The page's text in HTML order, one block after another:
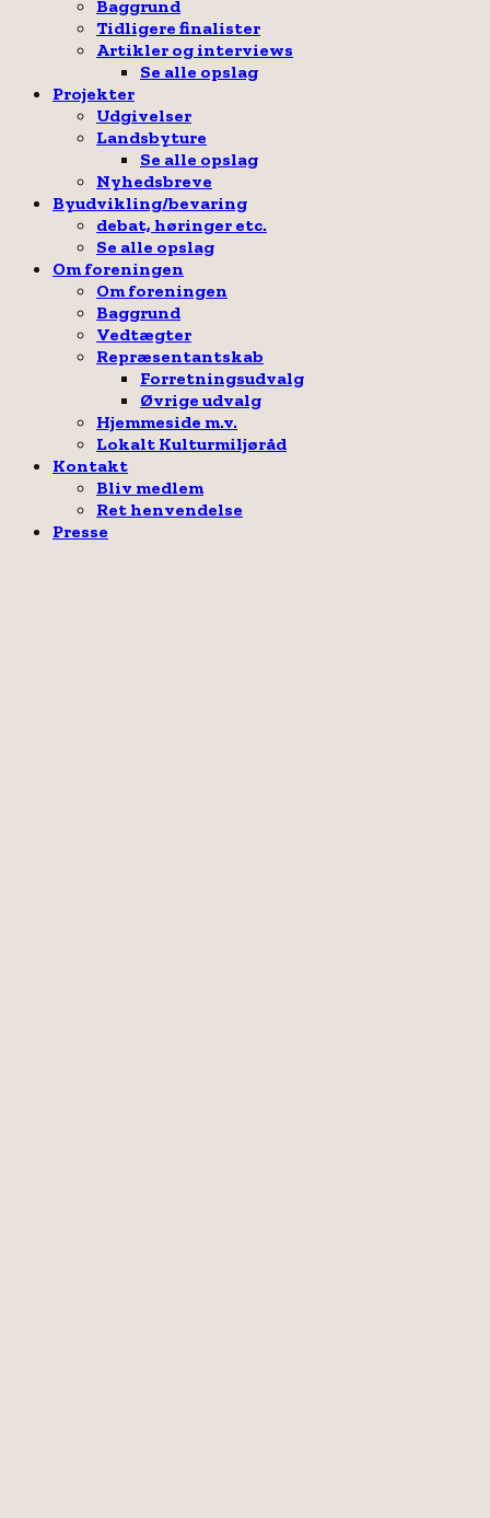
Baggrund
Tidligere finalister
Artikler og interviews
Se alle opslag
Projekter
Udgivelser
Landsbyture
Se alle opslag
Nyhedsbreve
Byudvikling/bevaring
debat, høringer etc.
Se alle opslag
Om foreningen
Om foreningen
Baggrund
Vedtægter
Repræsentantskab
Forretningsudvalg
Øvrige udvalg
Hjemmeside m.v.
Lokalt Kulturmiljøråd
Kontakt
Bliv medlem
Ret henvendelse
Presse